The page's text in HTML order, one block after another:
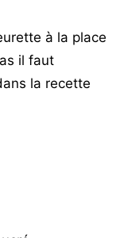
à la place
il faut
la recette